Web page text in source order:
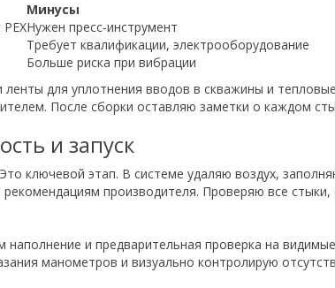
Минусы
Нужен пресс‑инструмент
Требует квалификации, электрооборудование
Больше риска при вибрации
для уплотнения вводов в скважины и
После сборки оставляю заметки о каждом
и запуск
ключевой этап. В системе удаляю воздух,
производителя. Проверяю все
и предварительная проверка на
манометров и визуально контролирую